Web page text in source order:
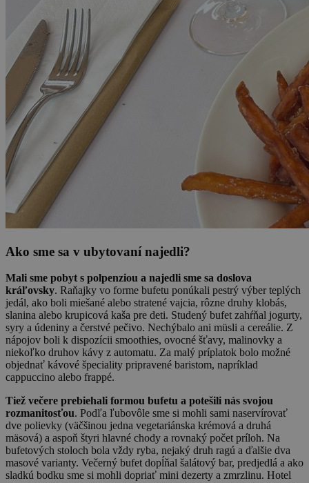
Ako sme sa v ubytovaní najedli?
Mali sme pobyt s polpenziou a najedli sme sa doslova
kráľovsky. Raňajky vo forme bufetu ponúkali pestrý výber teplých
jedál, ako boli miešané alebo stratené vajcia, rôzne druhy klobás,
slanina alebo krupicová kaša pre deti. Studený bufet zahŕňal jogurty,
syry a údeniny a čerstvé pečivo. Nechýbalo ani müsli a cereálie. Z
nápojov boli k dispozícii smoothies, ovocné šťavy, malinovky a
niekoľko druhov kávy z automatu. Za malý príplatok bolo možné
objednať kávové špeciality pripravené baristom, napríklad
cappuccino alebo frappé.
Tiež večere prebiehali formou bufetu a potešili nás svojou
rozmanitosťou. Podľa ľubovôle sme si mohli sami naservírovať
dve polievky (väčšinou jedna vegetariánska krémová a druhá
mäsová) a aspoň štyri hlavné chody a rovnaký počet príloh. Na
bufetových stoloch bola vždy ryba, nejaký druh ragú a ďalšie dva
masové varianty. Večerný bufet dopĺňal šalátový bar, predjedlá a ako
sladkú bodku sme si mohli dopriať mini dezerty a zmrzlinu. Hotel